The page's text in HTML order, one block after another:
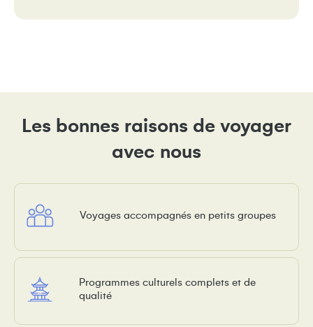
Les bonnes raisons de voyager
avec nous
Voyages accompagnés en petits groupes
Programmes culturels complets et de
qualité